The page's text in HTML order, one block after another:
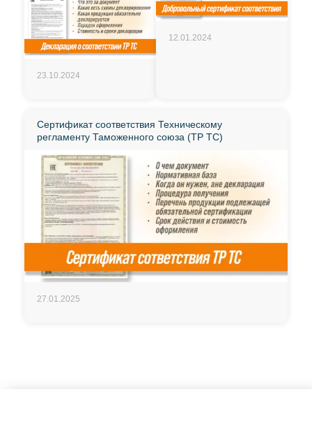
23.10.2024
12.01.2024
Сертификат соответствия Техническому
регламенту Таможенного союза (ТР ТС)
27.01.2025